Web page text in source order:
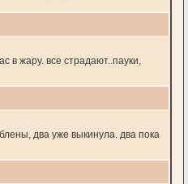
в жару. все страдают..пауки,
два уже выкинула. два пока